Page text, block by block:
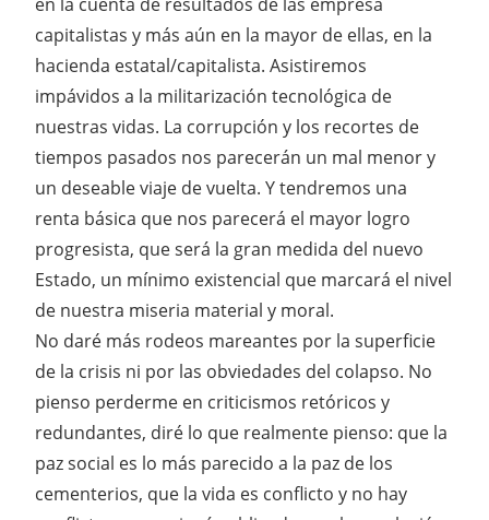
capitalistas y más aún en la mayor de ellas, en la
hacienda estatal/capitalista. Asistiremos
impávidos a la militarización tecnológica de
nuestras vidas. La corrupción y los recortes de
tiempos pasados nos parecerán un mal menor y
un deseable viaje de vuelta. Y tendremos una
renta básica que nos parecerá el mayor logro
progresista, que será la gran medida del nuevo
Estado, un mínimo existencial que marcará el nivel
de nuestra miseria material y moral.
No daré más rodeos mareantes por la superficie
de la crisis ni por las obviedades del colapso. No
pienso perderme en criticismos retóricos y
redundantes, diré lo que realmente pienso: que la
paz social es lo más parecido a la paz de los
cementerios, que la vida es conflicto y no hay